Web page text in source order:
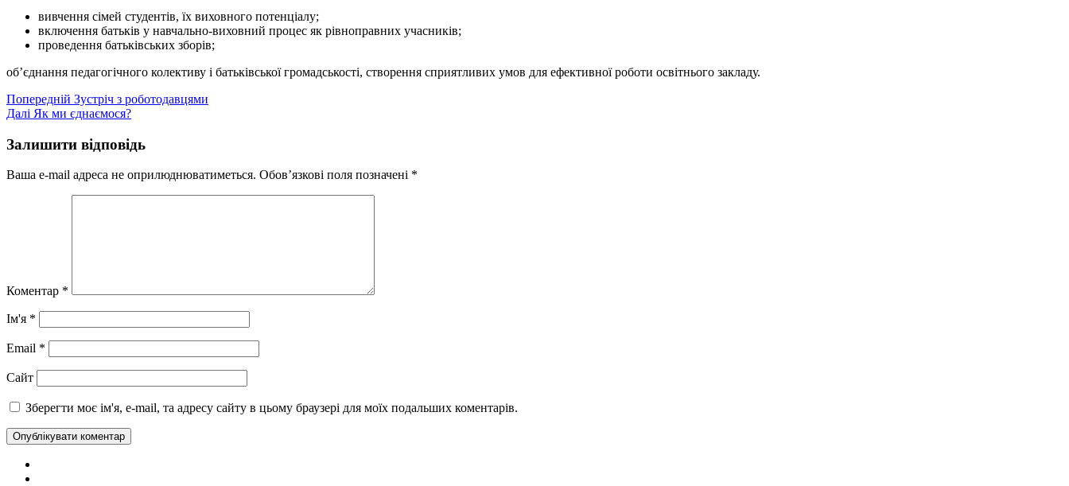
вивчення сімей студентів, їх виховного потенціалу;
включення батьків у навчально-виховний процес як рівноправних учасників;
проведення батьківських зборів;
об’єднання педагогічного колективу і батьківської громадськості, створення сприятливих умов для ефективної роботи освітнього закладу.
Навігація
записів
Попередній Попередній
запис:
Зустріч з роботодавцями
Далі Наступний
Як ми єднаємося?
Залишити відповідь
Ваша e-mail адреса не оприлюднюватиметься. Обов’язкові поля позначені *
Коментар *
Ім'я *
Email *
Сайт
Зберегти моє ім'я, e-mail, та адресу сайту в цьому браузері для моїх подальших коментарів.